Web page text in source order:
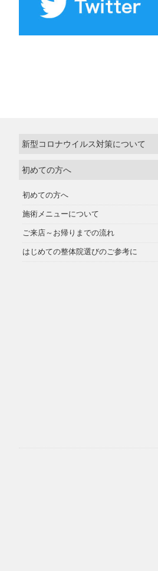
新型コロナウイルス対策について
初めての方へ
初めての方へ
施術メニューについて
ご来店～お帰りまでの流れ
はじめての整体院選びのご参考に